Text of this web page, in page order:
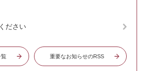
ださい
重要なお知らせのRSS